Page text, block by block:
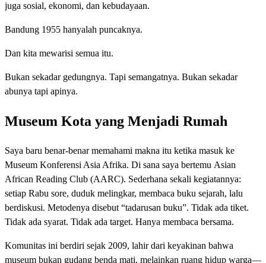
juga sosial, ekonomi, dan kebudayaan.
Bandung 1955 hanyalah puncaknya.
Dan kita mewarisi semua itu.
Bukan sekadar gedungnya. Tapi semangatnya. Bukan sekadar
abunya tapi apinya.
Museum Kota yang Menjadi Rumah
Saya baru benar-benar memahami makna itu ketika masuk ke
Museum Konferensi Asia Afrika. Di sana saya bertemu Asian
African Reading Club (AARC). Sederhana sekali kegiatannya:
setiap Rabu sore, duduk melingkar, membaca buku sejarah, lalu
berdiskusi. Metodenya disebut “tadarusan buku”. Tidak ada tiket.
Tidak ada syarat. Tidak ada target. Hanya membaca bersama.
Komunitas ini berdiri sejak 2009, lahir dari keyakinan bahwa
museum bukan gudang benda mati, melainkan ruang hidup warga—